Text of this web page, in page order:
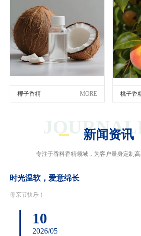
椰子香精 MORE 桃子香
新闻资讯
专注于香料香精领域，为客户量身定制
时光温软，爱意绵长
母亲节快乐！
10
2026/05